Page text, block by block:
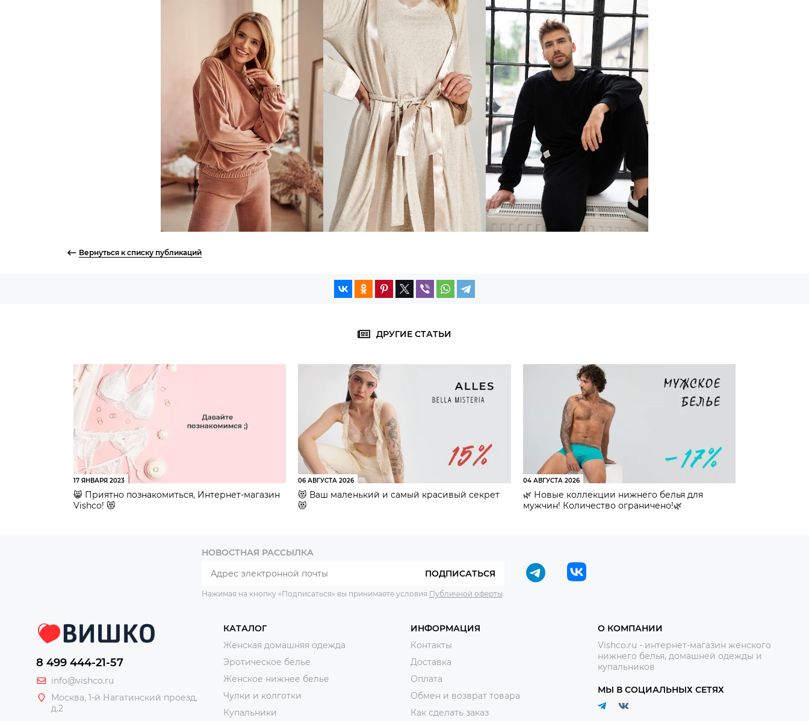
Вернуться к списку публикаций
ДРУГИЕ СТАТЬИ
17 ЯНВАРЯ 2023
😸 Приятно познакомиться, Интернет-магазин
Vishco! 😻
06 АВГУСТА 2026
😻 Ваш маленький и самый красивый секрет
😻
04 АВГУСТА 2026
🌿 Новые коллекции нижнего белья для
мужчин! Количество ограничено!🌿
НОВОСТНАЯ РАССЫЛКА
ПОДПИСАТЬСЯ
Нажимая на кнопку «Подписаться» вы принимаете условия Публичной оферты
8 499 444-21-57
info@vishco.ru
Москва, 1-й Нагатинский проезд,
д.2
КАТАЛОГ
Женская домашняя одежда
Эротическое белье
Женское нижнее белье
Чулки и колготки
Купальники
ИНФОРМАЦИЯ
Контакты
Доставка
Оплата
Обмен и возврат товара
Как сделать заказ
О КОМПАНИИ
Vishco.ru - интернет-магазин женского
нижнего белья, домашней одежды и
купальников
МЫ В СОЦИАЛЬНЫХ СЕТЯХ